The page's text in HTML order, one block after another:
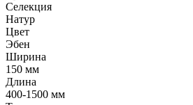
Селекция
Натур
Цвет
Эбен
Ширина
150 мм
Длина
400-1500 мм